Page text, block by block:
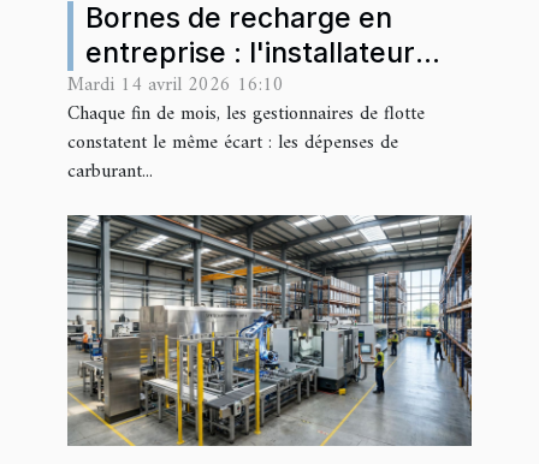
Bornes de recharge en
entreprise : l'installateur
WAG France accompagne
les professionnels sarthois
Mardi 14 avril 2026 16:10
Chaque fin de mois, les gestionnaires de flotte
constatent le même écart : les dépenses de
carburant...